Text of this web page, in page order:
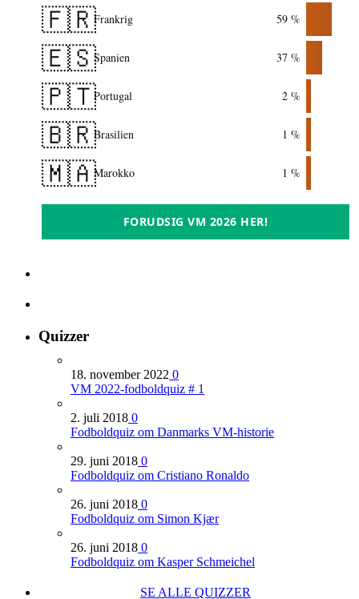
🇫🇷Frankrig 59 %
🇪🇸Spanien 37 %
🇵🇹Portugal 2 %
🇧🇷Brasilien 1 %
🇲🇦Marokko 1 %
FORUDSIG VM 2026 HER!
Quizzer
18. november 2022 0
VM 2022-fodboldquiz # 1
2. juli 2018 0
Fodboldquiz om Danmarks VM-historie
29. juni 2018 0
Fodboldquiz om Cristiano Ronaldo
26. juni 2018 0
Fodboldquiz om Simon Kjær
26. juni 2018 0
Fodboldquiz om Kasper Schmeichel
SE ALLE QUIZZER